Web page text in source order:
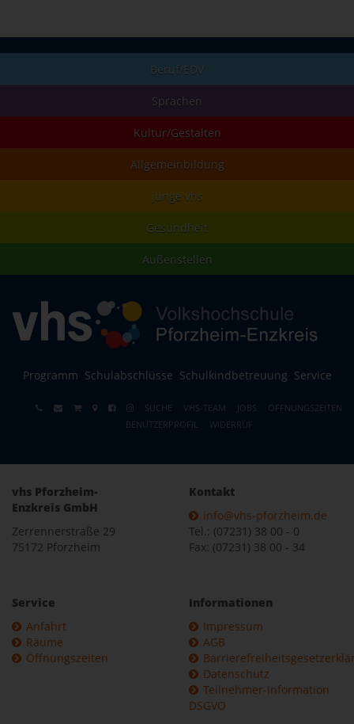
Beruf/EDV
Sprachen
Kultur/Gestalten
Allgemeinbildung
junge vhs
Gesundheit
Außenstellen
Programm Schulabschlüsse Schulkindbetreuung Service
SUCHE VHS-TEAM JOBS
ÖFFNUNGSZEITEN
BENUTZERPROFIL
WIDERRUF
vhs Pforzheim-
Enzkreis GmbH
Zerrennerstraße 29
75172 Pforzheim
Kontakt
info@vhs-pforzheim.de
Tel.: (07231) 38 00 - 0
Fax: (07231) 38 00 - 34
Service
Anfahrt
Räume
Öffnungszeiten
Informationen
Impressum
AGB
Datenschutz
Teilnehmer-Information
DSGVO